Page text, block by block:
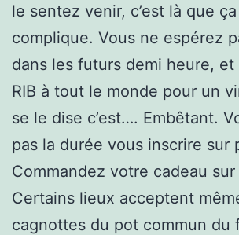
le sentez venir, c’est là que
complique. Vous ne espérez
dans les futurs demi heure, et
RIB à tout le monde pour un
se le dise c’est…. Embêtant.
pas la durée vous inscrire sur
Commandez votre cadeau
Certains lieux acceptent
cagnottes du pot commun du